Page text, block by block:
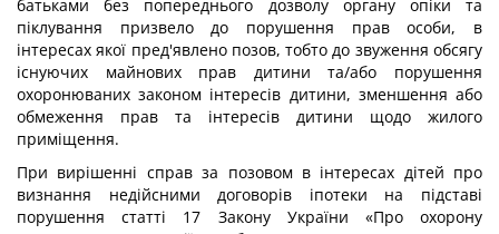
батьками без попереднього дозволу органу опіки та
піклування призвело до порушення прав особи, в
інтересах якої пред'явлено позов, тобто до звуження обсягу
існуючих майнових прав дитини та/або порушення
охоронюваних законом інтересів дитини, зменшення або
обмеження прав та інтересів дитини щодо жилого
приміщення.
При вирішенні справ за позовом в інтересах дітей про
визнання недійсними договорів іпотеки на підставі
порушення статті 17 Закону України «Про охорону